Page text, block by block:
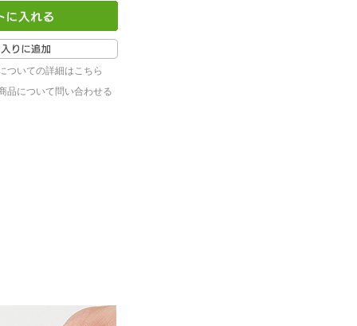
ついての詳細はこちら
品について問い合わせる